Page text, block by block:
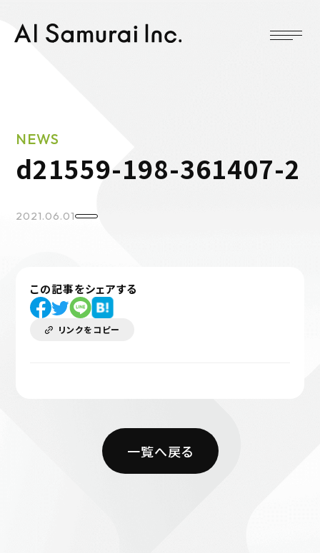
d21559-198-361407-2
NEWS
2021.06.01
この記事をシェアする
リンクをコピー
一覧へ戻る